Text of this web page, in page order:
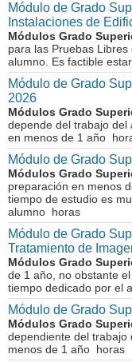
Módulo de Grado
Instalaciones de
Módulos Grado
para las Pruebas
alumno. Es factible
Módulo de Grado
2026
Módulos Grado
depende del trabajo del
en menos de 1 año
Módulo de Grado
Módulos Grado
preparación en menos
tiempo de estudio es
alumno horas
Módulo de Grado
Tratamiento de
Módulos Grado
de 1 año, no obstante
tiempo dedicado por el
Módulo de Grado
Módulos Grado
dependiente del trabajo
menos de 1 año horas